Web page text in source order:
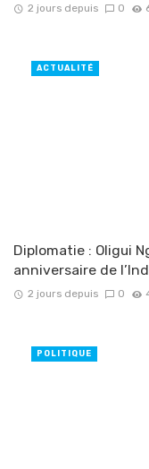
2 jours depuis 0
Diplomatie : Oligui
anniversaire de
2 jours depuis 0
ACTUALITÉ
POLITIQUE